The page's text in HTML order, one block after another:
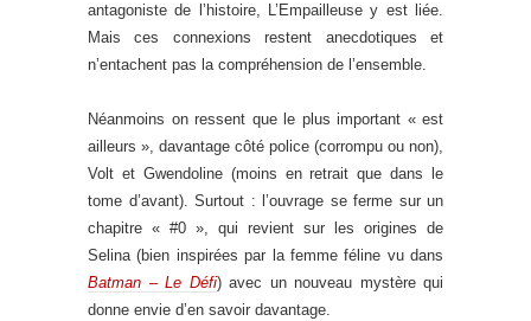
antagoniste de l’histoire, L’Empailleuse y est liée.
Mais ces connexions restent anecdotiques et
n’entachent pas la compréhension de l’ensemble.
Néanmoins on ressent que le plus important « est
ailleurs », davantage côté police (corrompu ou non),
Volt et Gwendoline (moins en retrait que dans le
tome d’avant). Surtout : l’ouvrage se ferme sur un
chapitre « #0 », qui revient sur les origines de
Selina (bien inspirées par la femme féline vu dans
Batman – Le Défi) avec un nouveau mystère qui
donne envie d’en savoir davantage.